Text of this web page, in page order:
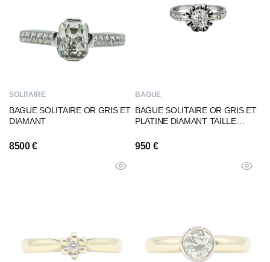
SOLITAIRE
BAGUE SOLITAIRE OR GRIS ET
DIAMANT
8500€
BAGUE
BAGUE SOLITAIRE OR GRIS ET
PLATINE DIAMANT TAILLE
950 €